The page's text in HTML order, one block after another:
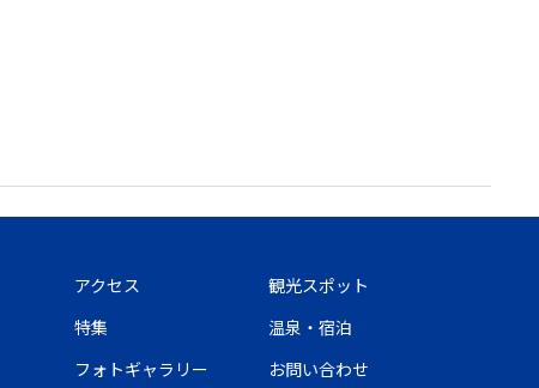
アクセス
観光スポット
特集
温泉・宿泊
フォトギャラリー お問い合わせ